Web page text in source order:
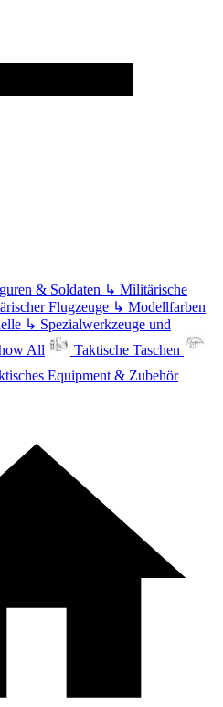
& Soldaten ↳ Militärische
Flugzeuge ↳ Modellfarben
↳ Spezialwerkzeuge und
All
Taktische Taschen
Equipment & Zubehör